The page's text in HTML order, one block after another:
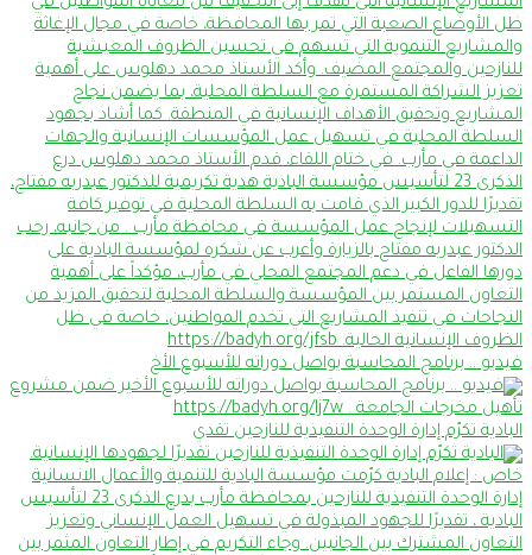
فيديو .. برنامج المحاسبة يواصل دوراته للأسبوع الأخ
البادية تكرّم إدارة الوحدة التنفيذية للنازحين تقدي